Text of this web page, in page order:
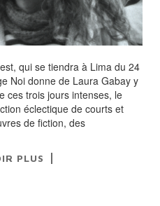
qui se tiendra à Lima du 24
Noi donne de Laura Gabay y
ces trois jours intenses, le
éclectique de courts et
de fiction, des
PLUS